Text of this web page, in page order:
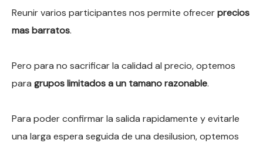
Reunir varios participantes nos permite ofrecerprecios
mas barratos.
Pero para no sacrificar la calidad al precio, optemos
para grupos limitados a un tamano razonable.
Para poder confirmar la salida rapidamente y evitarle
una larga espera seguida de una desilusion, optemos